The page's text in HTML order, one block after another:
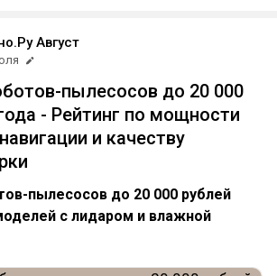
Август
пылесосов до 20 000
- Рейтинг по мощности
и качеству
пылесосов до 20 000 рублей
с лидаром и влажной